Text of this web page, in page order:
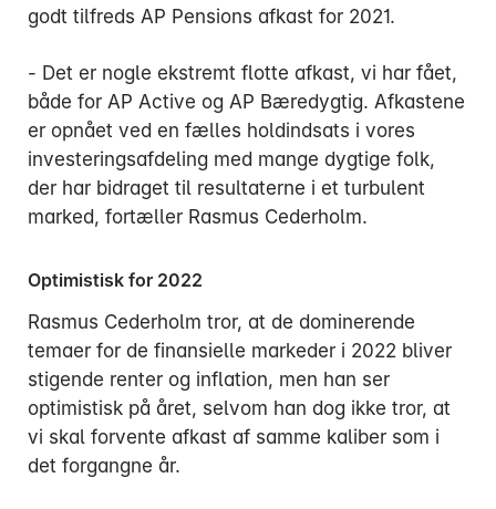
godt tilfreds AP Pensions afkast for 2021.
- Det er nogle ekstremt flotte afkast, vi har fået,
både for AP Active og AP Bæredygtig. Afkastene
er opnået ved en fælles holdindsats i vores
investeringsafdeling med mange dygtige folk,
der har bidraget til resultaterne i et turbulent
marked, fortæller Rasmus Cederholm.
Optimistisk for 2022
Rasmus Cederholm tror, at de dominerende
temaer for de finansielle markeder i 2022 bliver
stigende renter og inflation, men han ser
optimistisk på året, selvom han dog ikke tror, at
vi skal forvente afkast af samme kaliber som i
det forgangne år.